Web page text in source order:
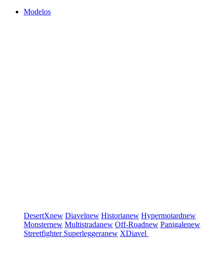
Modelos
DesertXnew Diavelnew Historianew Hypermotardnew
Monsternew Multistradanew Off-Roadnew Panigalenew
Streetfighter Superleggeranew XDiavel